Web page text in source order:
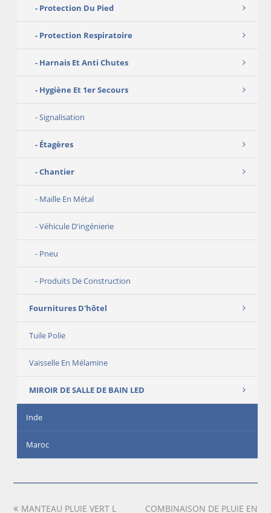
Protection Du Pied
Protection Respiratoire
Harnais Et Anti Chutes
Hygiène Et 1er Secours
Signalisation
Étagères
Chantier
Maille En Métal
Véhicule D'ingénierie
Pneu
Produits De Construction
Fournitures D'hôtel
Tuile Polie
Vaisselle En Mélamine
MIROIR DE SALLE DE BAIN LED
Inde
Maroc
previous
MANTEAU PLUIE VERT L next
COMBINAISON DE PLUIE EN